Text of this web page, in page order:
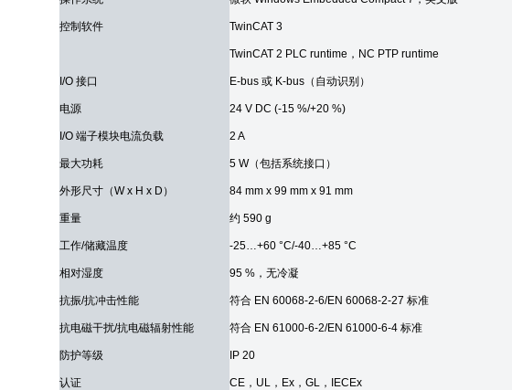
控制软件 TwinCAT 3
TwinCAT 2 PLC runtime，NC PTP runtime
I/O 接口 E-bus 或 K-bus（自动识别）
电源 24 V DC (-15 %/+20 %)
I/O 端子模块电流负载 2 A
最大功耗 5 W（包括系统接口）
外形尺寸（W x H x D） 84 mm x 99 mm x 91 mm
重量 约 590 g
工作/储藏温度 -25…+60 °C/-40…+85 °C
相对湿度 95 %，无冷凝
抗振/抗冲击性能 符合 EN 60068-2-6/EN 60068-2-27 标准
抗电磁干扰/抗电磁辐射性能 符合 EN 61000-6-2/EN 61000-6-4 标准
防护等级 IP 20
认证 CE，UL，Ex，GL，IECEx